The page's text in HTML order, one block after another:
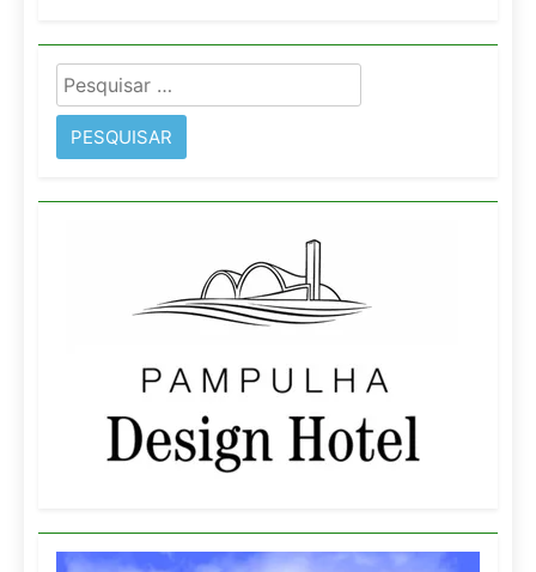
Pesquisar
por: